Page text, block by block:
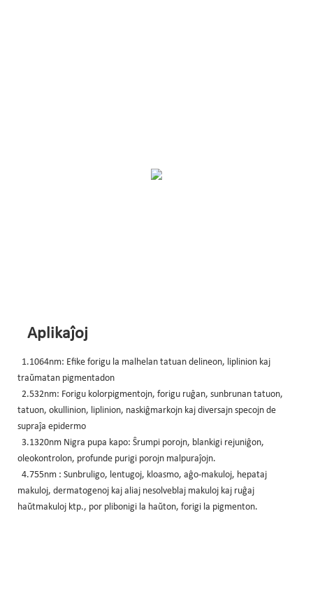
Aplikaĵoj
1.1064nm: Efike forigu la malhelan tatuan delineon, liplinion kaj
traŭmatan pigmentadon
2.532nm: Forigu kolorpigmentojn, forigu ruĝan, sunbrunan tatuon,
tatuon, okullinion, liplinion, naskiĝmarkojn kaj diversajn specojn de
supraĵa epidermo
3.1320nm Nigra pupa kapo: Ŝrumpi porojn, blankigi rejuniĝon,
oleokontrolon, profunde purigi porojn malpuraĵojn.
4.755nm : Sunbruligo, lentugoj, kloasmo, aĝo-makuloj, hepataj
makuloj, dermatogenoj kaj aliaj nesolveblaj makuloj kaj ruĝaj
haŭtmakuloj ktp., por plibonigi la haŭton, forigi la pigmenton.